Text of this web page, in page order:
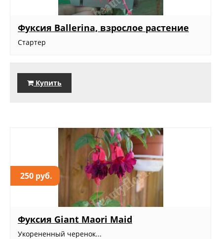
Фуксия Ballerina, взрослое растение
Стартер
Купить
250 руб.
Фуксия Giant Maori Maid
Укорененный черенок...